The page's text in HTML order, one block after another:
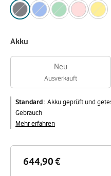
644,90 €
Akku
Neu
Ausverkauft
Standard: Akku geprüft und
Gebrauch
Mehr erfahren